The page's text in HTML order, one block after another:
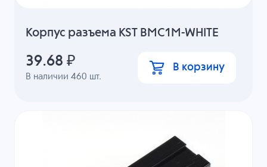
Корпус разъема KST BMC1M-WHITE
В наличии460 шт.
39.68 ₽ В корзину